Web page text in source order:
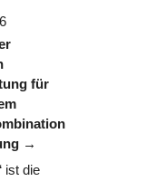
für
ist die